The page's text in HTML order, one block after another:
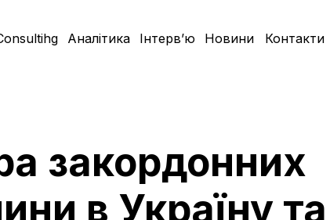
Аналітика Інтерв’ю Новини Контакти
закордонних
в Україну та